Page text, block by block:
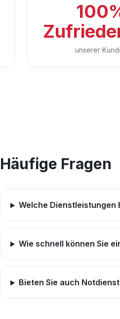
unserer
Häufige Fragen
Welche Dienstleistungen
Wie schnell können Sie
Bieten Sie auch